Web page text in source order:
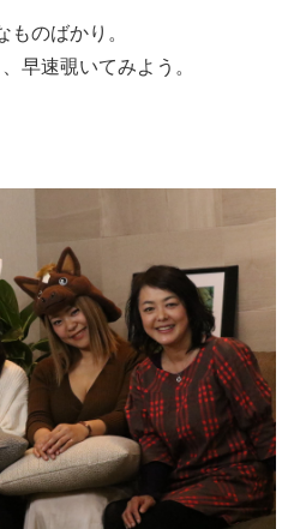
のばかり。
早速覗いてみよう。